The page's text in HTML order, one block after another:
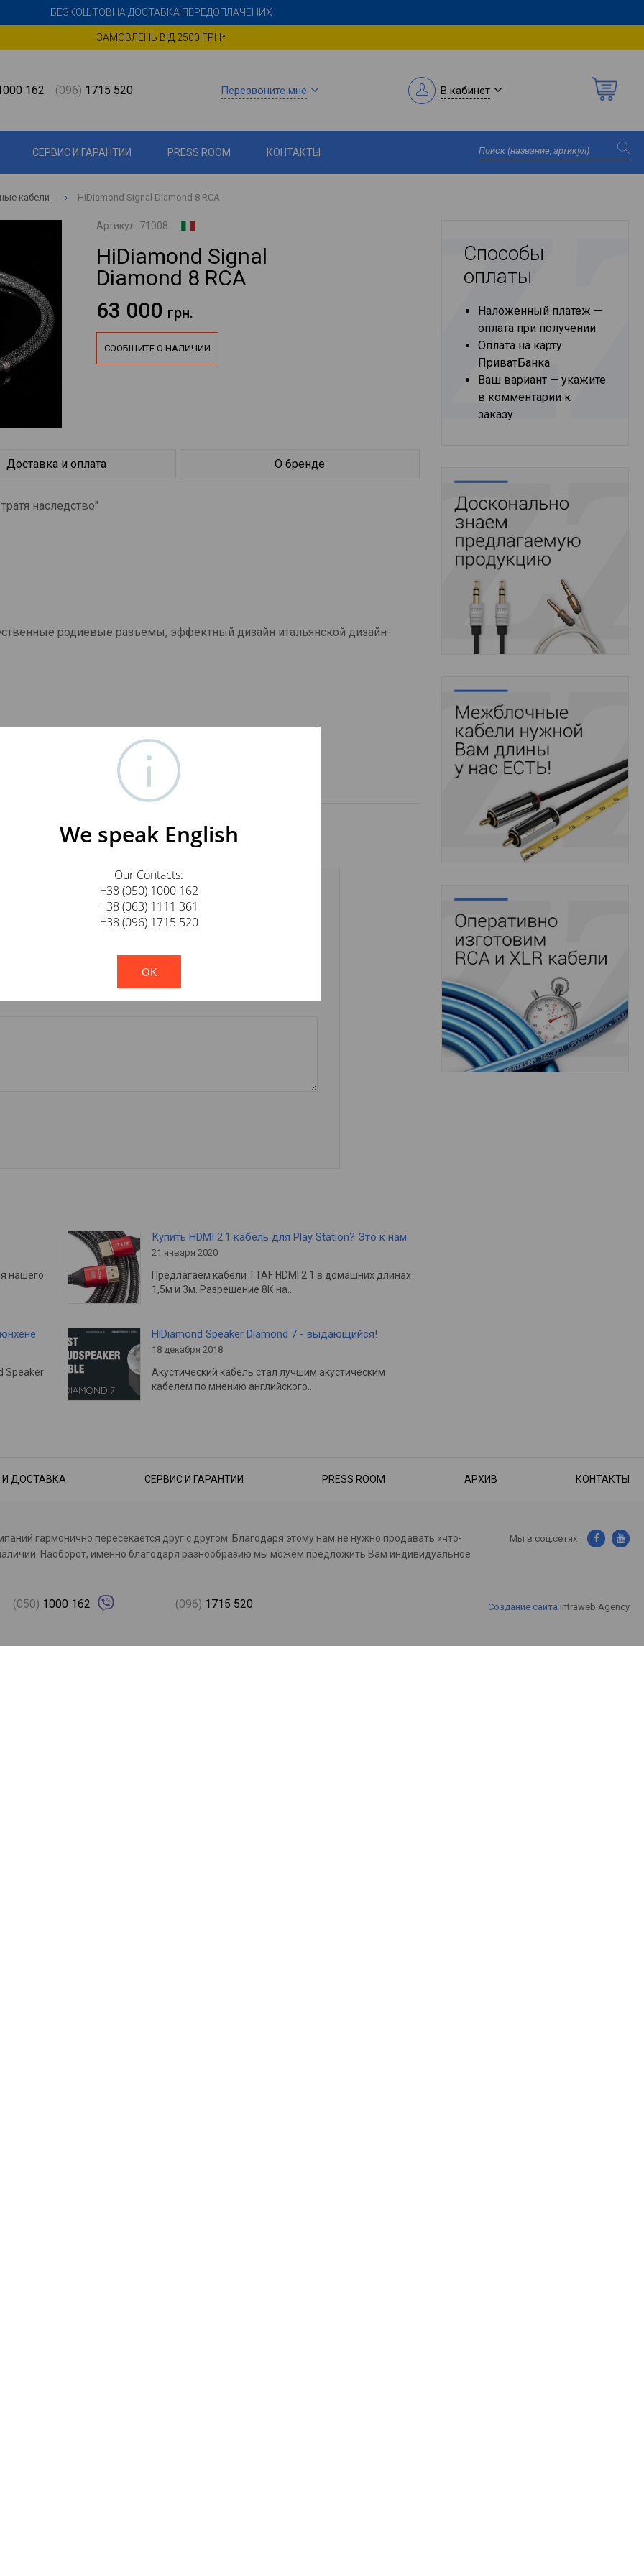
БЕЗКОШТОВНА ДОСТАВКА ПЕРЕДОПЛАЧЕНИХ
ЗАМОВЛЕНЬ ВІД 2500 ГРН*
162 (096) 1715 520 Перезвоните мне В кабинет
СЕРВИС И ГАРАНТИИ PRESS ROOM КОНТАКТЫ
кабели HiDiamond Signal Diamond 8 RCA
Артикул: 71008
HiDiamond Signal
Diamond 8 RCA
63 000 грн.
СООБЩИТЕ О НАЛИЧИИ
Доставка и оплата О бренде
наследство"
родиевые разъемы, эффектный дизайн итальянской дизайн-
8 RCA
нашего
Купить HDMI 2.1 кабель для Play Station? Это к нам
21 января 2020
Предлагаем кабели TTAF HDMI 2.1 в домашних длинах
1,5м и 3м. Разрешение 8К на…
Speaker
HiDiamond Speaker Diamond 7 - выдающийся!
18 декабря 2018
Акустический кабель стал лучшим акустическим
кабелем по мнению английского…
Способы
оплаты
Наложенный платеж —
оплата при получении
Оплата на карту
ПриватБанка
Ваш вариант — укажите
в комментарии к
заказу
И ДОСТАВКА СЕРВИС И ГАРАНТИИ PRESS ROOM АРХИВ КОНТАКТЫ
гармонично пересекается друг с другом. Благодаря этому нам не нужно продавать «что-
Наоборот, именно благодаря разнообразию мы можем предложить Вам индивидуальное
(050) 1000 162 (096) 1715 520
Мы в соц.сетях
Создание сайта Intraweb Agency
We speak English
Our Contacts:
+38 (050) 1000 162
+38 (063) 1111 361
+38 (096) 1715 520
!
Not valid!
OK